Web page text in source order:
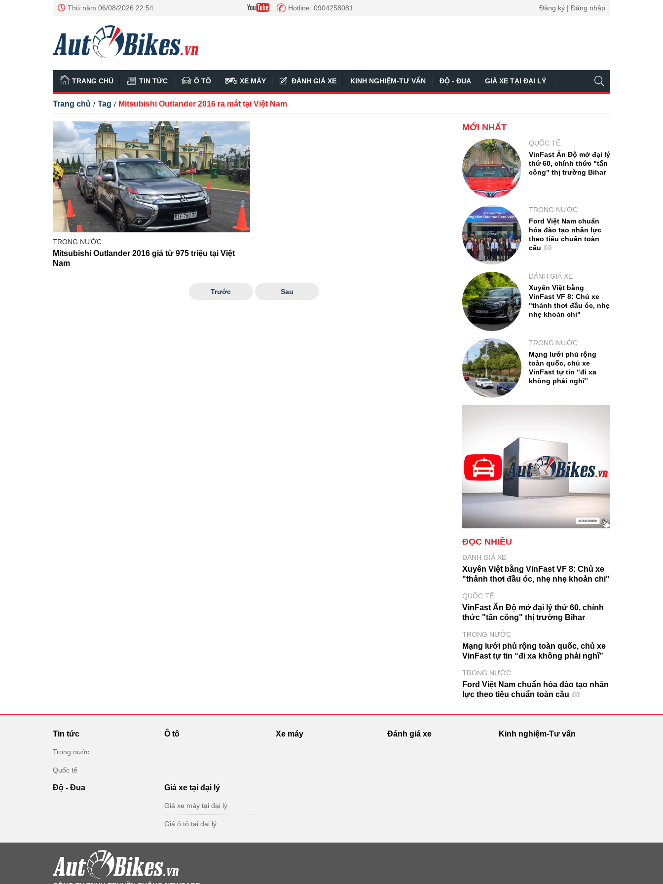
Thứ năm 06/08/2026 22:54 Hotline: 0904258081 Đăng ký | Đăng nhập
TRANG CHỦ TIN TỨC Ô TÔ XE MÁY ĐÁNH GIÁ XE KINH NGHIỆM-TƯ VẤN ĐỘ - ĐUA GIÁ XE TẠI ĐẠI LÝ
Trang chủ / Tag / Mitsubishi Outlander 2016 ra mắt tại Việt Nam
TRONG NƯỚC
Mitsubishi Outlander 2016 giá từ 975 triệu tại Việt
Nam
Trước Sau
MỚI NHẤT
QUỐC TẾ
VinFast Ấn Độ mở đại lý
thứ 60, chính thức "tấn
công" thị trường Bihar
TRONG NƯỚC
Ford Việt Nam chuẩn
hóa đào tạo nhân lực
theo tiêu chuẩn toàn
cầu
ĐÁNH GIÁ XE
Xuyên Việt bằng
VinFast VF 8: Chủ xe
"thảnh thơi đầu óc, nhẹ
nhẹ khoản chi"
TRONG NƯỚC
Mạng lưới phủ rộng
toàn quốc, chủ xe
VinFast tự tin “đi xa
không phải nghĩ”
ĐỌC NHIỀU
ĐÁNH GIÁ XE
Xuyên Việt bằng VinFast VF 8: Chủ xe
"thảnh thơi đầu óc, nhẹ nhẹ khoản chi"
QUỐC TẾ
VinFast Ấn Độ mở đại lý thứ 60, chính
thức "tấn công" thị trường Bihar
TRONG NƯỚC
Mạng lưới phủ rộng toàn quốc, chủ xe
VinFast tự tin “đi xa không phải nghĩ”
TRONG NƯỚC
Ford Việt Nam chuẩn hóa đào tạo nhân
lực theo tiêu chuẩn toàn cầu
Tin tức
Trong nước
Quốc tế
Ô tô Xe máy Đánh giá xe Kinh nghiệm-Tư vấn
Độ - Đua Giá xe tại đại lý
Giá xe máy tại đại lý
Giá ô tô tại đại lý